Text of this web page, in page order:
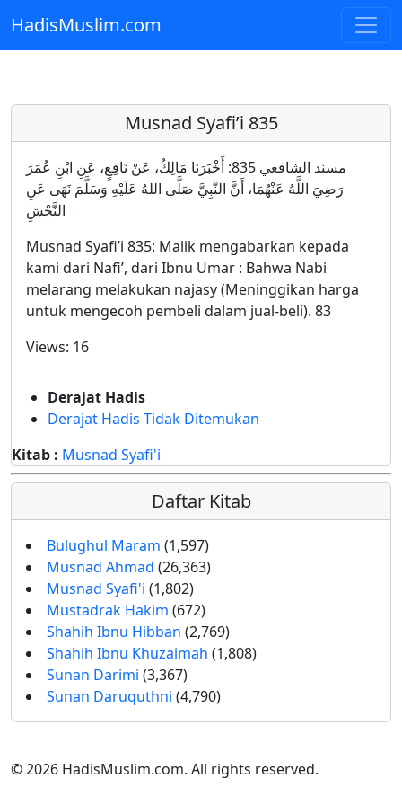
Skip to main content
HadisMuslim.com
Musnad Syafi’i 835
مسند الشافعي 835: أَخْبَرَنَا مَالِكٌ، عَنْ نَافِعٍ، عَنِ ابْنِ عُمَرَ
رَضِيَ اللَّهُ عَنْهُمَا، أَنَّ النَّبِيَّ صَلَّى اللهُ عَلَيْهِ وَسَلَّمَ نَهَى عَنِ
النَّجْشِ
Musnad Syafi’i 835: Malik mengabarkan kepada
kami dari Nafi’, dari Ibnu Umar : Bahwa Nabi
melarang melakukan najasy (Meninggikan harga
untuk mengecoh pembeli dalam jual-beli). 83
Views: 16
Derajat Hadis
Derajat Hadis Tidak Ditemukan
Kitab : Musnad Syafi'i
Daftar Kitab
Bulughul Maram (1,597)
Musnad Ahmad (26,363)
Musnad Syafi'i (1,802)
Mustadrak Hakim (672)
Shahih Ibnu Hibban (2,769)
Shahih Ibnu Khuzaimah (1,808)
Sunan Darimi (3,367)
Sunan Daruquthni (4,790)
© 2026 HadisMuslim.com. All rights reserved.